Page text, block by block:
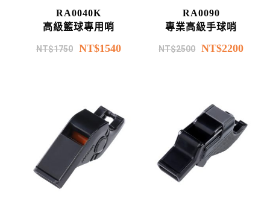
RA0040K
高級籃球專用哨
NT$1750 NT$1540
RA0090
專業高級手球哨
NT$2500 NT$2200